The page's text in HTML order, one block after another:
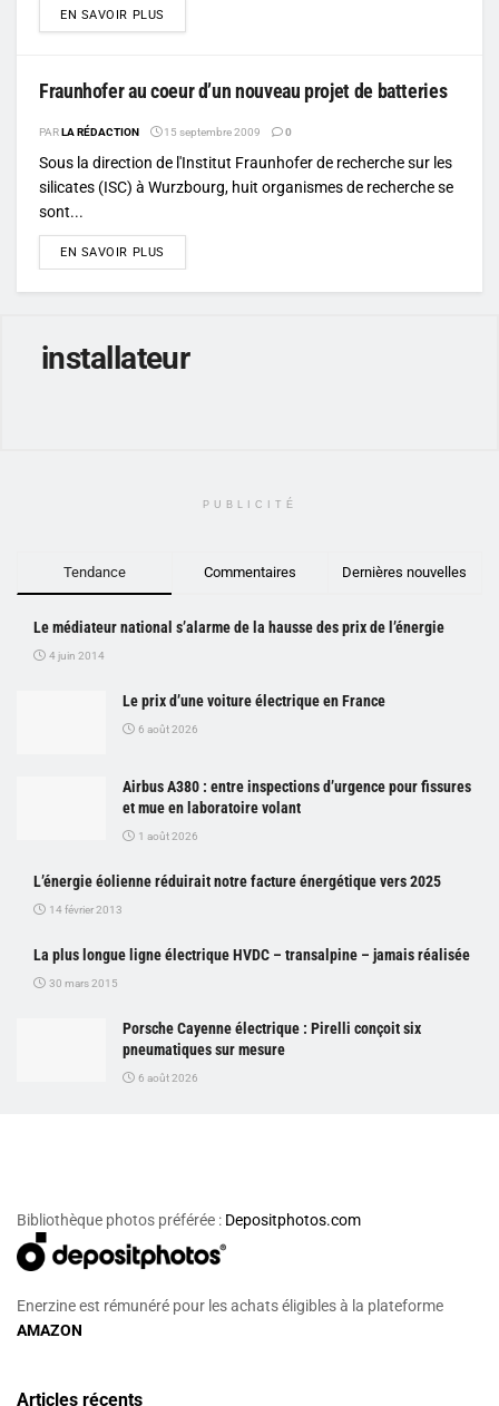
EN SAVOIR PLUS
Fraunhofer au coeur d’un nouveau projet de batteries
PARLA RÉDACTION 15 septembre 2009 0
Sous la direction de l'Institut Fraunhofer de recherche sur les
silicates (ISC) à Wurzbourg, huit organismes de recherche se
sont...
EN SAVOIR PLUS
installateur
PUBLICITÉ
Tendance Commentaires Dernières nouvelles
Le médiateur national s’alarme de la hausse des prix de l’énergie
4 juin 2014
Le prix d’une voiture électrique en France
6 août 2026
Airbus A380 : entre inspections d’urgence pour fissures
et mue en laboratoire volant
1 août 2026
L’énergie éolienne réduirait notre facture énergétique vers 2025
14 février 2013
La plus longue ligne électrique HVDC – transalpine – jamais réalisée
30 mars 2015
Porsche Cayenne électrique : Pirelli conçoit six
pneumatiques sur mesure
6 août 2026
Bibliothèque photos préférée : Depositphotos.com
Enerzine est rémunéré pour les achats éligibles à la plateforme
AMAZON
Articles récents